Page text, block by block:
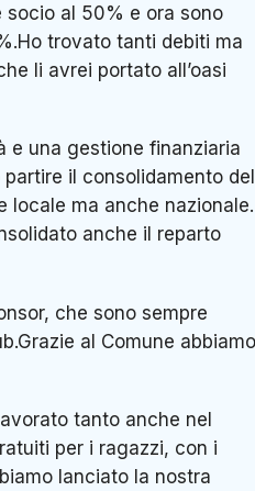
al 50% e ora sono
trovato tanti debiti ma
li avrei portato all’oasi
e una gestione finanziaria
il consolidamento del
locale ma anche
anche il reparto
che sono sempre
al Comune abbiamo
tanto anche nel
per i ragazzi, con i
lanciato la nostra